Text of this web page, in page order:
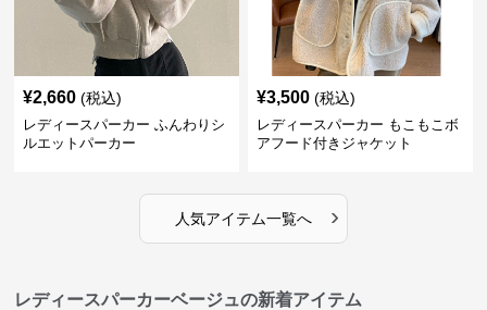
¥2,660 (税込)
レディースパーカー ふんわりシ
ルエットパーカー
¥3,500 (税込)
レディースパーカー もこもこボ
アフード付きジャケット
人気アイテム一覧へ ›
レディースパーカーベージュの新着アイテム